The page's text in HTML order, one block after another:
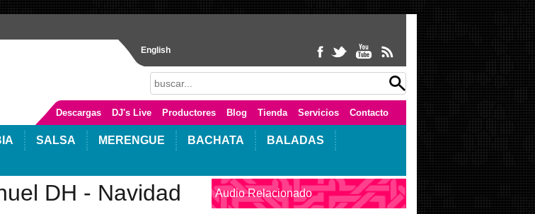
English
Descargas DJ's Live Productores Blog Tienda Servicios Contacto
SALSA MERENGUE BACHATA
BALADAS
DH - Navidad
Audio Relacionado